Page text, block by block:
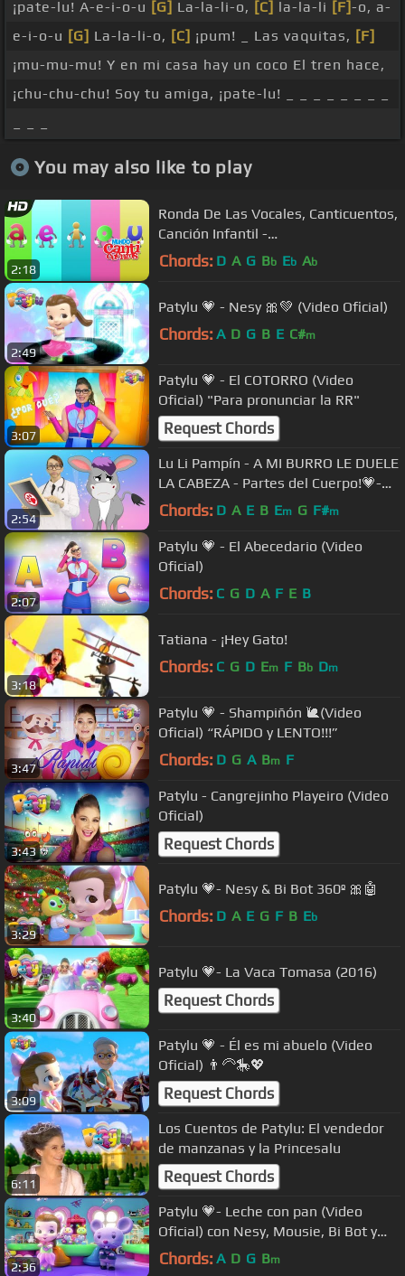
¡pate-lu! A-e-i-o-u [G] La-la-li-o, [C] la-la-li [F]-o, a-
e-i-o-u [G] La-la-li-o, [C] ¡pum! _ Las vaquitas, [F]
¡mu-mu-mu! Y en mi casa hay un coco El tren hace,
¡chu-chu-chu! Soy tu amiga, ¡pate-lu! _ _ _ _ _ _ _ _
You may also like to play
2:18
Ronda De Las Vocales, Canticuentos,
Canción Infantil -
MundoCanticuentos
Chords: D A G Bb Eb Ab
2:49
Patylu 💗 - Nesy 🎀💚 (Video Oficial)
Chords: A D G B E C#m
3:07
Patylu 💗 - El COTORRO (Video
Oficial) "Para pronunciar la RR"
Request Chords
2:54
Lu Li Pampín - A MI BURRO LE DUELE
LA CABEZA - Partes del Cuerpo!💗-
Official Video
Chords: D A E B Em G F#m
2:07
Patylu 💗 - El Abecedario (Video
Oficial)
Chords: C G D A F E B
3:18
Tatiana - ¡Hey Gato!
Chords: C G D Em F Bb Dm
3:47
Patylu 💗 - Shampiñón 🐌(Video
Oficial) “RÁPIDO y LENTO!!!”
Chords: D G A Bm F
3:43
Patylu - Cangrejinho Playeiro (Video
Oficial)
Request Chords
3:29
Patylu 💗- Nesy & Bi Bot 360º 🎀🤖
Chords: D A E G F B Eb
3:40
Patylu 💗- La Vaca Tomasa (2016)
Request Chords
3:09
Patylu 💗 - Él es mi abuelo (Video
Oficial) 👨‍🦳🎠💖
Request Chords
6:11
Los Cuentos de Patylu: El vendedor
de manzanas y la Princesalu
Request Chords
2:36
Patylu 💗- Leche con pan (Video
Oficial) con Nesy, Mousie, Bi Bot y
Bel Bot
Chords: A D G Bm